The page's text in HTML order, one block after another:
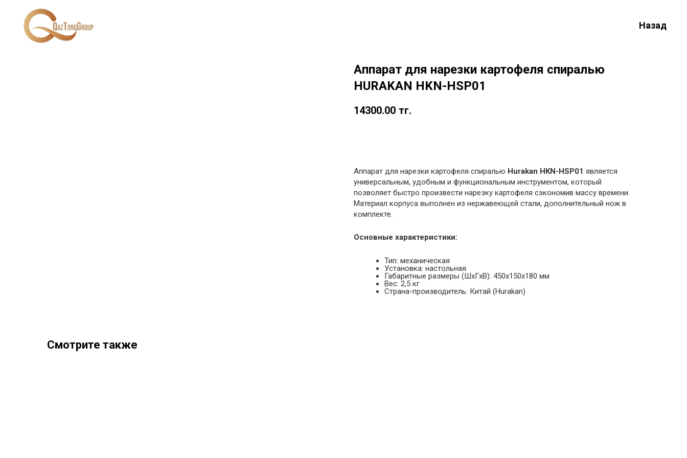
Назад
Аппарат для нарезки картофеля спиралью
HURAKAN HKN-HSP01
14300.00 тг.
Аппарат для нарезки картофеля спиралью Hurakan HKN-HSP01 является
универсальным, удобным и функциональным инструментом, который
позволяет быстро произвести нарезку картофеля сэкономив массу времени.
Материал корпуса выполнен из нержавеющей стали, дополнительный нож в
комплекте.
Основные характеристики:
Тип: механическая
Установка: настольная
Габаритные размеры (ШхГхВ): 450x150x180 мм
Вес: 2,5 кг
Страна-производитель: Китай (Hurakan)
Смотрите также